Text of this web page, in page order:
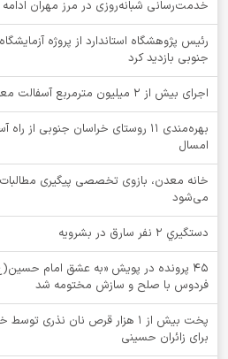
خدمت‌رسانی شبانه‌روزی در مرز مهران ادامه
رئیس پژوهشگاه استاندارد از پروژه
جنوبی بازدید کرد
اجرای بیش از ۲ میلیون مترمربع آسفالت معابر طی چهار سال گذشته
بهره‌مندی ۱۱ روستای خراسان جنوبی
امسال
خانه معدن، بازوی تخصصی پیگیری
می‌شود
دستگيري 2 نفر سارق در بشرويه
۴۵ پرونده در پویش «به عشق امام
فردوس با صلح و سازش مختومه شد
پخت بیش از 1 هزار قرص نان نذری
برای زائران حسینی